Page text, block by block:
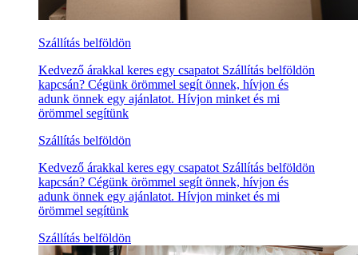
Szállítás belföldön
Kedvező árakkal keres egy csapatot Szállítás belföldön
kapcsán? Cégünk örömmel segít önnek, hívjon és
adunk önnek egy ajánlatot. Hívjon minket és mi
örömmel segítünk
Szállítás belföldön
Kedvező árakkal keres egy csapatot Szállítás belföldön
kapcsán? Cégünk örömmel segít önnek, hívjon és
adunk önnek egy ajánlatot. Hívjon minket és mi
örömmel segítünk
Szállítás belföldön